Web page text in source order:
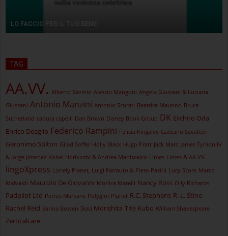
LO FACCIO PER IL TUO BENE
TAG
AA.VV. Alberto Savinio Alessio Mangoni Angela Giussani & Luciana
Giussani Antonio Manzini Antonio Scurati Beatrice Mautino Bruce
Sutherland caduta capelli Dan Brown Disney Book Group DK Eiichiro Oda
Enrico Deaglio Federico Rampini Felicia Kingsley Gaetano Savatteri
Geronimo Stilton Gilad Soffer Holly Black Hugo Pratt Jack Mars James Tynion IV
& Jorge Jimenez Kohei Horikoshi & Andrea Maniscalco Limes Limes & AA.VV.
lingoXpress Lonely Planet, Luigi Farrauto & Piero Pasini Lucy Score Marco
Malvaldi Maurizio De Giovanni Monica Marelli Nancy Ross Olly Richards
Padpilot Ltd Petros Markaris Polyglot Planet R.C. Stephens R. L. Stine
Rachel Reid Sarina Bowen Suu Morishita Tite Kubo William Shakespeare
Zerocalcare